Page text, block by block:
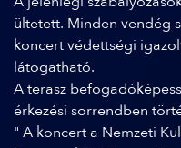
ültetett. Minden vendég
koncert védettségi
látogatható.
A terasz
érkezési sorrendben
" A koncert a Nemzeti